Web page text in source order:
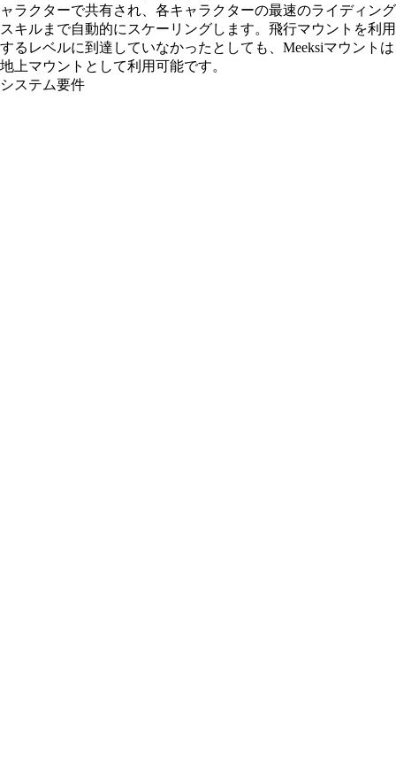
ャラクターで共有され、各キャラクターの最速のライディング
スキルまで自動的にスケーリングします。飛行マウントを利用
するレベルに到達していなかったとしても、Meeksiマウントは
地上マウントとして利用可能です。
システム要件